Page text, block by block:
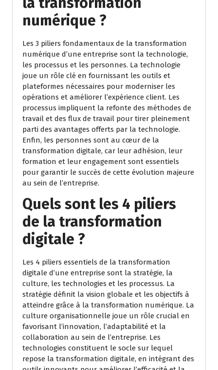
numérique ?
Les 3 piliers fondamentaux de la transformation
numérique d’une entreprise sont la technologie,
les processus et les personnes. La technologie
joue un rôle clé en fournissant les outils et
plateformes nécessaires pour moderniser les
opérations et améliorer l’expérience client. Les
processus impliquent la refonte des méthodes de
travail et des flux de travail pour tirer pleinement
parti des avantages offerts par la technologie.
Enfin, les personnes sont au cœur de la
transformation digitale, car leur adhésion, leur
formation et leur engagement sont essentiels
pour garantir le succès de cette évolution majeure
au sein de l’entreprise.
Quels sont les 4 piliers
de la transformation
digitale ?
Les 4 piliers essentiels de la transformation
digitale d’une entreprise sont la stratégie, la
culture, les technologies et les processus. La
stratégie définit la vision globale et les objectifs à
atteindre grâce à la transformation numérique. La
culture organisationnelle joue un rôle crucial en
favorisant l’innovation, l’adaptabilité et la
collaboration au sein de l’entreprise. Les
technologies constituent le socle sur lequel
repose la transformation digitale, en intégrant des